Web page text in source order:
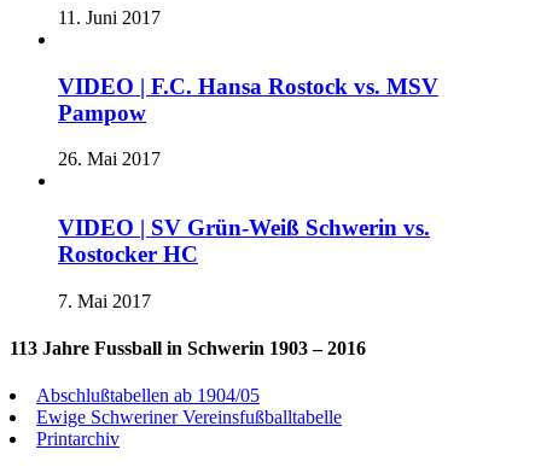
11. Juni 2017
VIDEO | F.C. Hansa Rostock vs. MSV
Pampow
26. Mai 2017
VIDEO | SV Grün-Weiß Schwerin vs.
Rostocker HC
7. Mai 2017
113 Jahre Fussball in Schwerin 1903 – 2016
Abschlußtabellen ab 1904/05
Ewige Schweriner Vereinsfußballtabelle
Printarchiv